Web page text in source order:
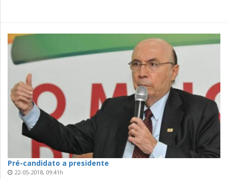
Pré-candidato a presidente
22-05-2018, 09:41h